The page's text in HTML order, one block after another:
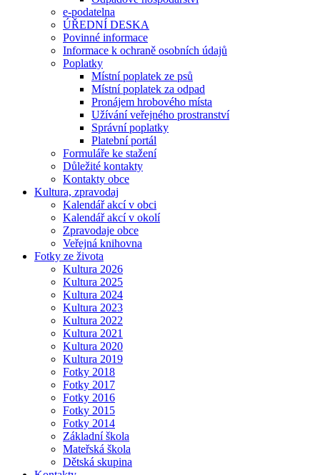
e-podatelna
ÚŘEDNÍ DESKA
Povinné informace
Informace k ochraně osobních údajů
Poplatky
Místní poplatek ze psů
Místní poplatek za odpad
Pronájem hrobového místa
Užívání veřejného prostranství
Správní poplatky
Platební portál
Formuláře ke stažení
Důležité kontakty
Kontakty obce
Kultura, zpravodaj
Kalendář akcí v obci
Kalendář akcí v okolí
Zpravodaje obce
Veřejná knihovna
Fotky ze života
Kultura 2026
Kultura 2025
Kultura 2024
Kultura 2023
Kultura 2022
Kultura 2021
Kultura 2020
Kultura 2019
Fotky 2018
Fotky 2017
Fotky 2016
Fotky 2015
Fotky 2014
Základní škola
Mateřská škola
Dětská skupina